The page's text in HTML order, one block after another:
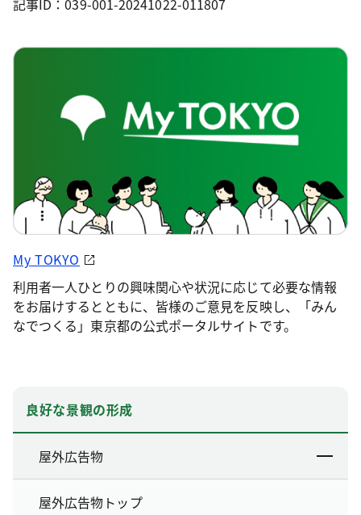
My TOKYO
利用者一人ひとりの興味関心や状況に応じて必要な情報
をお届けするとともに、皆様のご意見を反映し、「みん
なでつくる」東京都の公式ポータルサイトです。
良好な景観の形成
屋外広告物
屋外広告物トップ